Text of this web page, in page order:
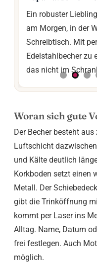
Ob
Dieser Becher trägt
durch den Alltag.
warmen Geschenk
Weihnachten oder
Woran sich gute
Der Becher besteht
Luftschicht
und Kälte deutlich
Korkboden setzt einen
Metall. Der
gibt die Trinköffnung
kommt per Laser ins
Alltag. Name, Datum
frei festlegen. Auch